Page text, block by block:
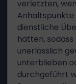
verletzten,
dienstliche
hätten,
unerlässlich
unterblieben
durchgeführt